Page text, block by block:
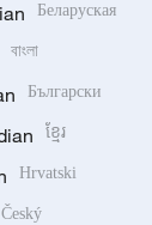
Беларуская
বাংলা
Български
ខ្មែរ
Hrvatski
Český